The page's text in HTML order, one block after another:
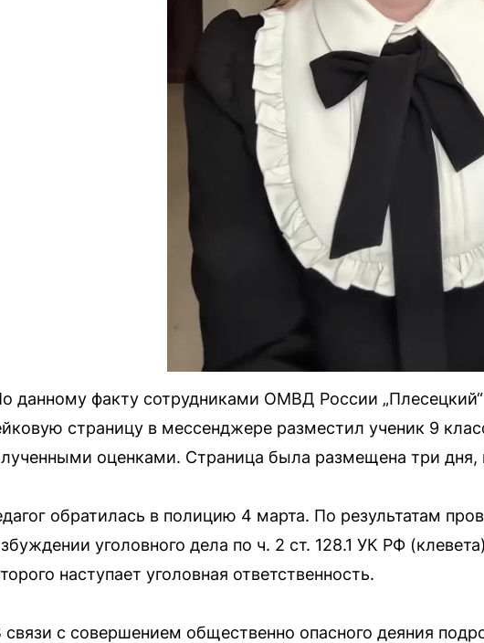
данному факту сотрудниками ОМВД России „Плесецкий“
страницу в мессенджере разместил ученик 9
оценками. Страница была размещена три дня,
обратилась в полицию 4 марта. По результатам
уголовного дела по ч. 2 ст. 128.1 УК РФ
наступает уголовная ответственность.
связи с совершением общественно опасного деяния